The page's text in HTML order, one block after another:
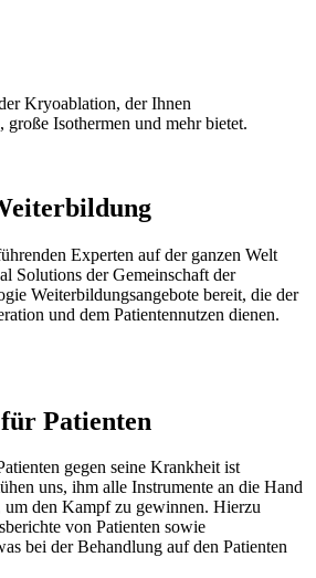
Kryoablation, der Ihnen
große Isothermen und mehr bietet.
Experten auf der ganzen Welt
Solutions der Gemeinschaft der
Weiterbildungsangebote bereit, die der
und dem Patientennutzen dienen.
Patienten
gegen seine Krankheit ist
uns, ihm alle Instrumente an die Hand
um den Kampf zu gewinnen. Hierzu
von Patienten sowie
bei der Behandlung auf den Patienten